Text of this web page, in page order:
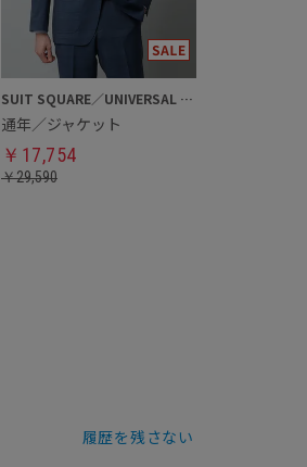
SUIT SQUARE／UNIVERSAL LANGUAGE
通年／ジャケット
￥ 17,754
￥29,590
履歴を残さない